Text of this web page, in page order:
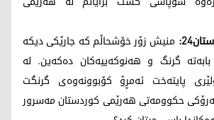
منیش زۆر خۆشحاڵم کە جارێکی دیکە
گرنگ و هەنوکەییەکان دەکەین. لە
پایتەخت ئەمڕۆ کۆبوونەوەی گرنگت
حکوومەتی هەرێمی کوردستان مەسرور